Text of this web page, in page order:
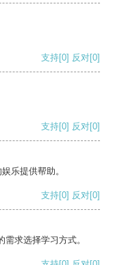
支持[0] 反对[0]
支持[0] 反对[0]
乐提供帮助。
支持[0] 反对[0]
求选择学习方式。